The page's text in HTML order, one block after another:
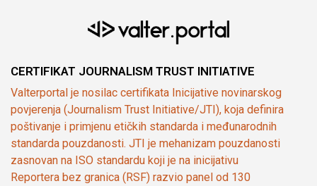
CERTIFIKAT JOURNALISM TRUST INITIATIVE
Valterportal je nosilac certifikata Inicijative novinarskog
povjerenja (Journalism Trust Initiative/JTI), koja definira
poštivanje i primjenu etičkih standarda i međunarodnih
standarda pouzdanosti. JTI je mehanizam pouzdanosti
zasnovan na ISO standardu koji je na inicijativu
Reportera bez granica (RSF) razvio panel od 130